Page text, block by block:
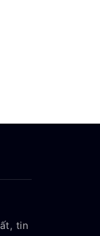
tin